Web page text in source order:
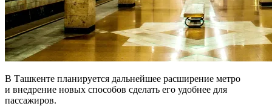
В Ташкенте планируется дальнейшее расширение метро
и внедрение новых способов сделать его удобнее для
пассажиров.